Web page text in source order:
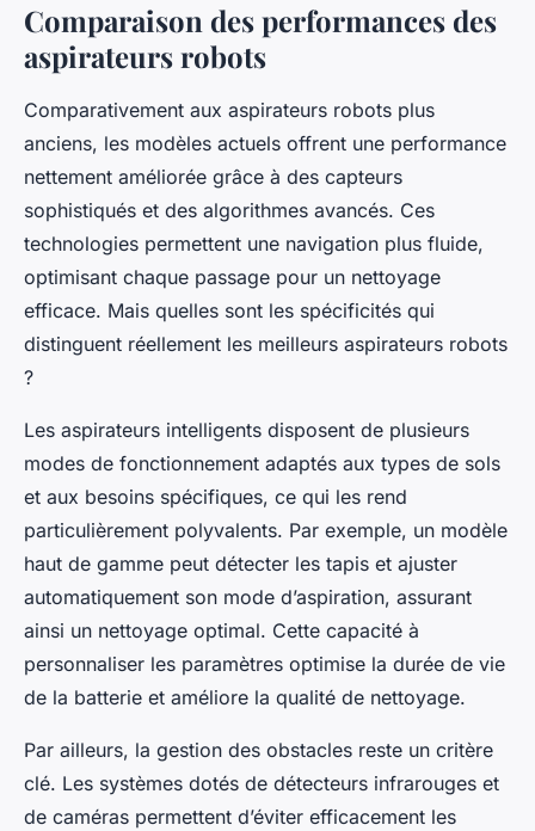
Comparaison des performances des
aspirateurs robots
Comparativement aux aspirateurs robots plus
anciens, les modèles actuels offrent une performance
nettement améliorée grâce à des capteurs
sophistiqués et des algorithmes avancés. Ces
technologies permettent une navigation plus fluide,
optimisant chaque passage pour un nettoyage
efficace. Mais quelles sont les spécificités qui
distinguent réellement les meilleurs aspirateurs robots
?
Les aspirateurs intelligents disposent de plusieurs
modes de fonctionnement adaptés aux types de sols
et aux besoins spécifiques, ce qui les rend
particulièrement polyvalents. Par exemple, un modèle
haut de gamme peut détecter les tapis et ajuster
automatiquement son mode d’aspiration, assurant
ainsi un nettoyage optimal. Cette capacité à
personnaliser les paramètres optimise la durée de vie
de la batterie et améliore la qualité de nettoyage.
Par ailleurs, la gestion des obstacles reste un critère
clé. Les systèmes dotés de détecteurs infrarouges et
de caméras permettent d’éviter efficacement les